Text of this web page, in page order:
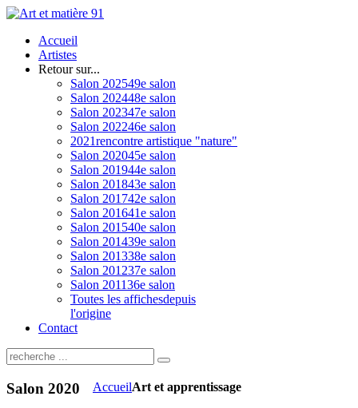
Accueil
Artistes
Retour sur...
Salon 202549e salon
Salon 202448e salon
Salon 202347e salon
Salon 202246e salon
2021rencontre artistique "nature"
Salon 202045e salon
Salon 201944e salon
Salon 201843e salon
Salon 201742e salon
Salon 201641e salon
Salon 201540e salon
Salon 201439e salon
Salon 201338e salon
Salon 201237e salon
Salon 201136e salon
Toutes les affichesdepuis
l'origine
Contact
AccueilArt et apprentissage
Salon 2020